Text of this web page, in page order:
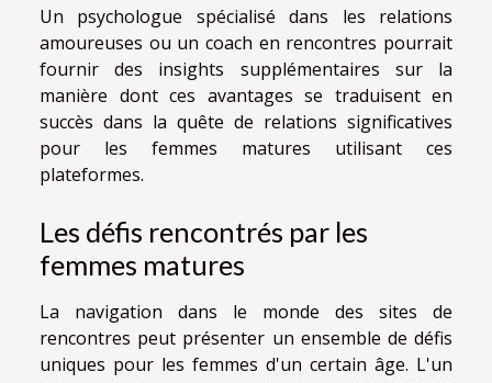
Un psychologue spécialisé dans les relations
amoureuses ou un coach en rencontres pourrait
fournir des insights supplémentaires sur la
manière dont ces avantages se traduisent en
succès dans la quête de relations significatives
pour les femmes matures utilisant ces
plateformes.
Les défis rencontrés par les
femmes matures
La navigation dans le monde des sites de
rencontres peut présenter un ensemble de défis
uniques pour les femmes d'un certain âge. L'un